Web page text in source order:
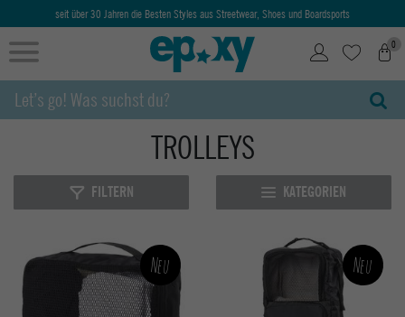
seit über 30 Jahren die Besten Styles aus Streetwear, Shoes und Boardsports
0
TROLLEYS
FILTERN KATEGORIEN
Neu Neu